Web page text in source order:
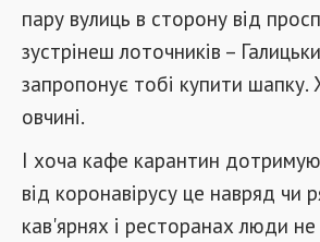
пару вулиць в сторону від
зустрінеш лоточників –
запропонує тобі купити шапку.
овчині.
І хоча кафе карантин
від коронавірусу це навряд чи
кав'ярнях і ресторанах люди